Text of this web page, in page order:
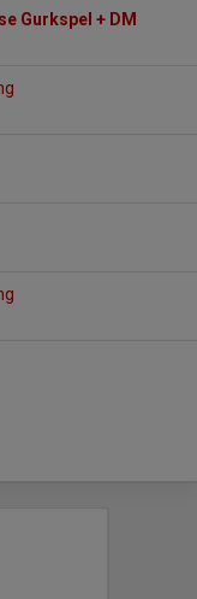
Gurkspel + DM